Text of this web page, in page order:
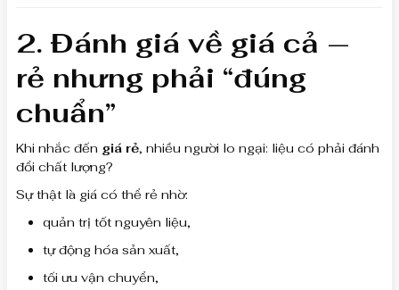
2. Đánh giá về giá cả —
rẻ nhưng phải “đúng
chuẩn”
Khi nhắc đến giá rẻ, nhiều người lo ngại: liệu có phải đánh
đổi chất lượng?
Sự thật là giá có thể rẻ nhờ:
quản trị tốt nguyên liệu,
tự động hóa sản xuất,
tối ưu vận chuyển,